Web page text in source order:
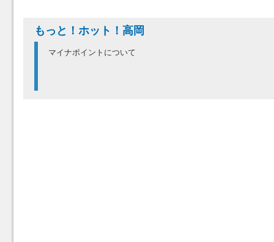
もっと！ホット！高岡
マイナポイントについて